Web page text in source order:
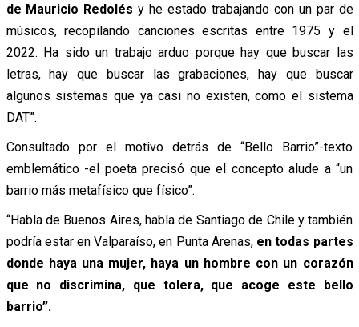
de Mauricio Redolés y he estado trabajando con un par de
músicos, recopilando canciones escritas entre 1975 y el
2022. Ha sido un trabajo arduo porque hay que buscar las
letras, hay que buscar las grabaciones, hay que buscar
algunos sistemas que ya casi no existen, como el sistema
DAT”.
Consultado por el motivo detrás de “Bello Barrio”-texto
emblemático -el poeta precisó que el concepto alude a “un
barrio más metafísico que físico”.
“Habla de Buenos Aires, habla de Santiago de Chile y también
podría estar en Valparaíso, en Punta Arenas, en todas partes
donde haya una mujer, haya un hombre con un corazón
que no discrimina, que tolera, que acoge este bello
barrio”.